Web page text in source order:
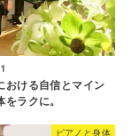
おける自信とマイン
をラクに。
ピアノと身体